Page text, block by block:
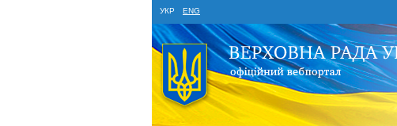
УКР ENG